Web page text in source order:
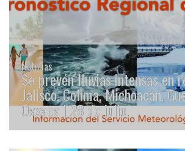
Noticias
Se prevén lluvias intensas en
Jalisco, Colima, Michoacán,
Oaxaca | 28 de julio